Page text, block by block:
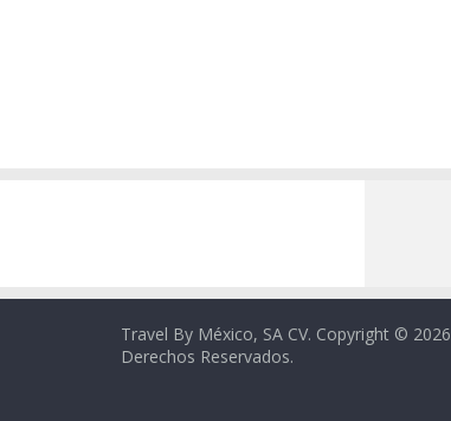
Travel By México, SA CV. Copyright © 2026
Derechos Reservados.